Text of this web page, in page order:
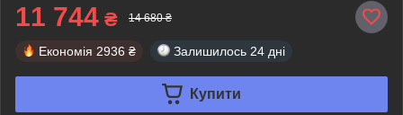
11 744 ₴ 14 680 ₴
Економія 2936 ₴ Залишилось 24 дні
Купити